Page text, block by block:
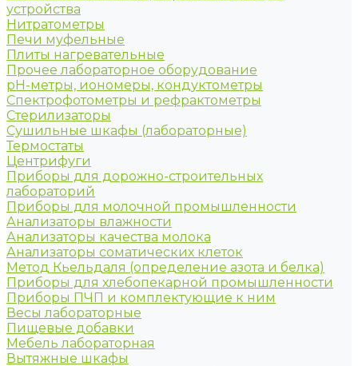
устройства
Нитратометры
Печи муфельные
Плиты нагревательные
Прочее лабораторное оборудование
рН-метры, иономеры, кондуктометры
Спектрофотометры и рефрактометры
Стерилизаторы
Сушильные шкафы (лабораторные)
Термостаты
Центрифуги
Приборы для дорожно-строительных
лабораторий
Приборы для молочной промышленности
Анализаторы влажности
Анализаторы качества молока
Анализаторы соматических клеток
Метод Кьельдаля (определение азота и белка)
Приборы для хлебопекарной промышленности
Приборы ПЧП и комплектующие к ним
Весы лабораторные
Пищевые добавки
Мебель лабораторная
Вытяжные шкафы